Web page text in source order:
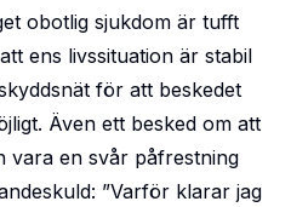
obotlig sjukdom är tufft
ens livssituation är stabil
för att beskedet
Även ett besked om att
vara en svår påfrestning
”Varför klarar jag